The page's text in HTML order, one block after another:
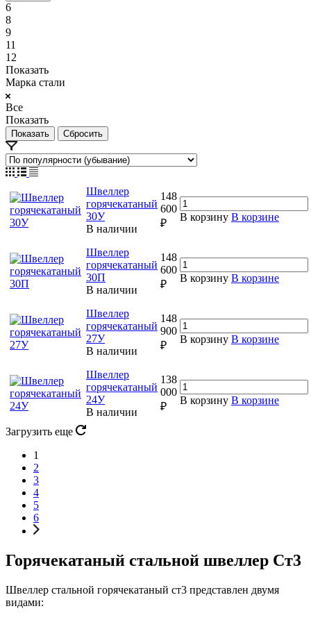
6
8
9
11
12
Показать
Марка стали
Все
Показать
Сбросить
Швеллер
горячекатаный
30У
В наличии
148
600
₽
В корзину В корзине
Швеллер
горячекатаный
30П
В наличии
148
600
₽
В корзину В корзине
Швеллер
горячекатаный
27У
В наличии
148
900
₽
В корзину В корзине
Швеллер
горячекатаный
24У
В наличии
138
000
₽
В корзину В корзине
Загрузить еще
1
2
3
4
5
6
Горячекатаный стальной швеллер Ст3
Швеллер стальной горячекатаный ст3 представлен двумя
видами: